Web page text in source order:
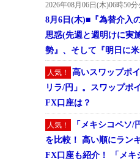
2026年08月06日(木)06時50分
8月6日(木)■『為替介入
思惑(先週と週明けに実
勢』、そして『明日に
人気！
高いスワップポ
リラ/円」。スワップポ
FX口座は？
人気！
「メキシコペソ/
を比較！ 高い順にラン
FX口座も紹介！ 「メキ